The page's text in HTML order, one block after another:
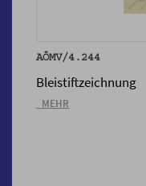
AÖMV/4.244
Bleistiftzeichnung
_MEHR